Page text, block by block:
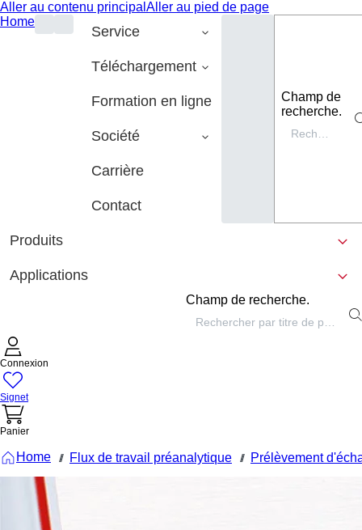
Aller au contenu principal Aller au pied de page
Home
Service
Téléchargement
Formation en ligne
Société
Carrière
Contact
Champ de
recherche.
Produits
Applications
Champ de recherche.
Connexion
Signet
Panier
Home /// Flux de travail préanalytique /// Prélèvement